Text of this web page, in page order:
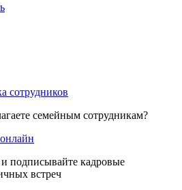
сотрудников
семейным сотрудникам?
подписывайте кадровые
встреч